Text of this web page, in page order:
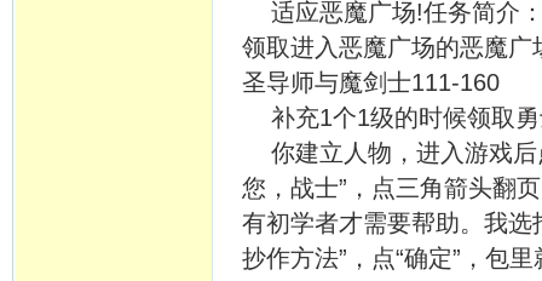
适应恶魔广场!任务简介
领取进入恶魔广场的恶魔
圣导师与魔剑士111-160
补充1个1级的时候领取
你建立人物，进入游戏后
您，战士”，点三角箭头翻
有初学者才需要帮助。我选
抄作方法”，点“确定”，包